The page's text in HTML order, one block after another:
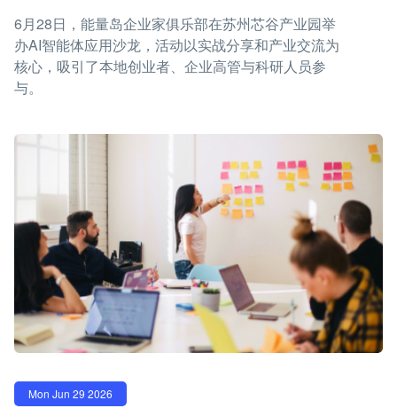
6月28日，能量岛企业家俱乐部在苏州芯谷产业园举
办AI智能体应用沙龙，活动以实战分享和产业交流为
核心，吸引了本地创业者、企业高管与科研人员参
与。
Mon Jun 29 2026